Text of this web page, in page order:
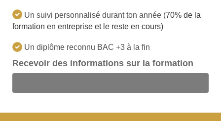
Un suivi personnalisé durant ton année (70% de la
formation en entreprise et le reste en cours)
Un diplôme reconnu BAC +3 à la fin
Recevoir des informations sur la formation